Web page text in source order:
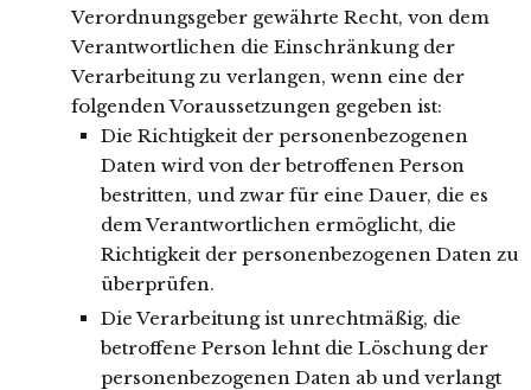
Verordnungsgeber gewährte Recht, von dem
Verantwortlichen die Einschränkung der
Verarbeitung zu verlangen, wenn eine der
folgenden Voraussetzungen gegeben ist:
Die Richtigkeit der personenbezogenen
Daten wird von der betroffenen Person
bestritten, und zwar für eine Dauer, die es
dem Verantwortlichen ermöglicht, die
Richtigkeit der personenbezogenen Daten zu
überprüfen.
Die Verarbeitung ist unrechtmäßig, die
betroffene Person lehnt die Löschung der
personenbezogenen Daten ab und verlangt